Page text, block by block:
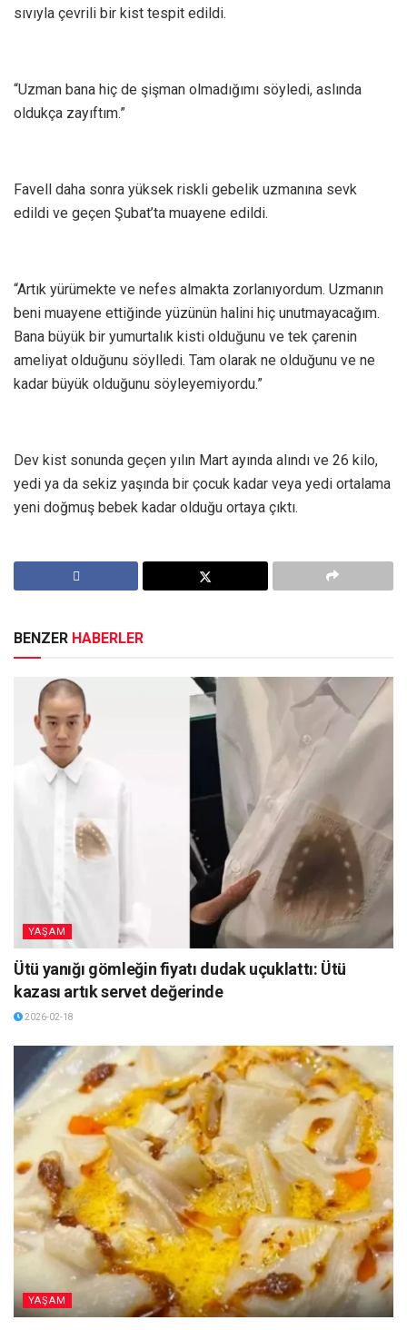
sıvıyla çevrili bir kist tespit edildi.
“Uzman bana hiç de şişman olmadığımı söyledi, aslında
oldukça zayıftım.”
Favell daha sonra yüksek riskli gebelik uzmanına sevk
edildi ve geçen Şubat’ta muayene edildi.
“Artık yürümekte ve nefes almakta zorlanıyordum. Uzmanın
beni muayene ettiğinde yüzünün halini hiç unutmayacağım.
Bana büyük bir yumurtalık kisti olduğunu ve tek çarenin
ameliyat olduğunu söylledi. Tam olarak ne olduğunu ve ne
kadar büyük olduğunu söyleyemiyordu.”
Dev kist sonunda geçen yılın Mart ayında alındı ve 26 kilo,
yedi ya da sekiz yaşında bir çocuk kadar veya yedi ortalama
yeni doğmuş bebek kadar olduğu ortaya çıktı.
BENZER HABERLER
YAŞAM
Ütü yanığı gömleğin fiyatı dudak uçuklattı: Ütü
kazası artık servet değerinde
2026-02-18
YAŞAM